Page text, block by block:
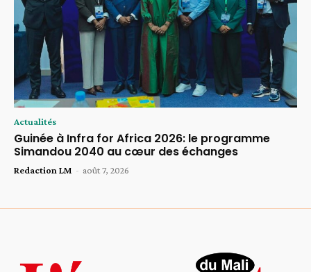
Actualités
Guinée à Infra for Africa 2026: le programme
Simandou 2040 au cœur des échanges
Redaction LM - août 7, 2026